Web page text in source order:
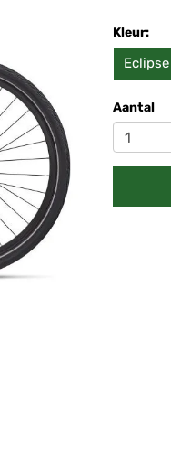
Kleur:
Eclipse
Aantal